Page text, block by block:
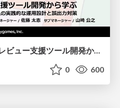
【CEDEC2026】コードレビュー支援ツール開発から学ぶ：LLMを用いた業務システムの実践的な運用設計と誤出力対策
0 600